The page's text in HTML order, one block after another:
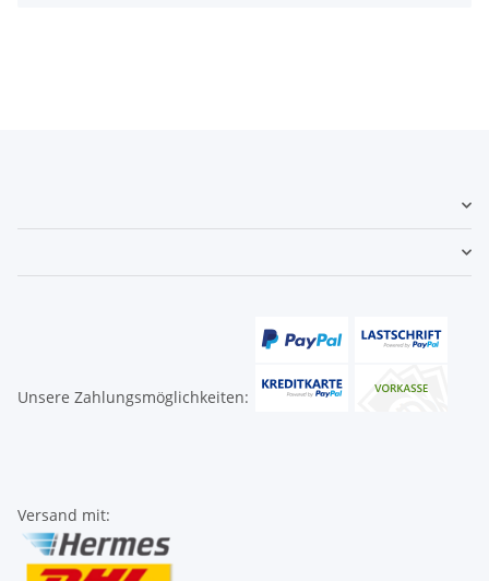
Unsere Zahlungsmöglichkeiten:
Versand mit: